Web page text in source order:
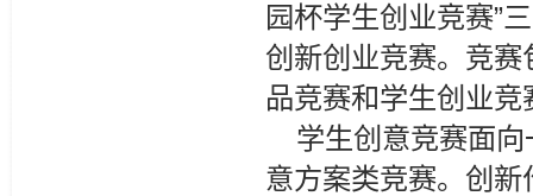
园杯学生创业竞赛”
创新创业竞赛。竞
品竞赛和学生创业竞
学生创意竞赛面
意方案类竞赛。创